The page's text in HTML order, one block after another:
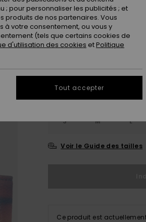
S M L
Voir le Guide des tailles
Ce produit est
pour personnaliser les publicités ; et
produits de nos partenaires. Vous
à votre consentement, ou vous y
(tels que certains cookies de
d'utilisation des cookies etPolitique
Tout accepter